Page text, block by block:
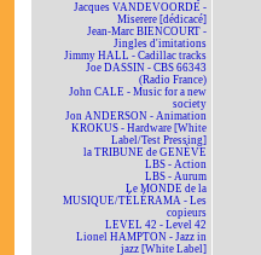
Jacques VANDEVOORDE -
Miserere [dédicacé]
Jean-Marc BIENCOURT -
Jingles d'imitations
Jimmy HALL - Cadillac tracks
Joe DASSIN - CBS 66343
(Radio France)
John CALE - Music for a new
society
Jon ANDERSON - Animation
KROKUS - Hardware [White
Label/Test Pressing]
la TRIBUNE de GENÈVE
LBS - Action
LBS - Aurum
Le MONDE de la
MUSIQUE/TÉLÉRAMA - Les
copieurs
LEVEL 42 - Level 42
Lionel HAMPTON - Jazz in
jazz [White Label]